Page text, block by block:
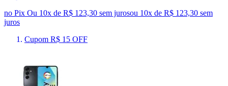
no Pix Ou 10x de R$ 123,30 sem jurosou 10x de R$ 123,30 sem
juros
Cupom R$ 15 OFF